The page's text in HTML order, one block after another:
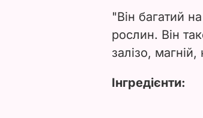
"Він багатий
рослин. Він
залізо, магній,
Інгредієнти: